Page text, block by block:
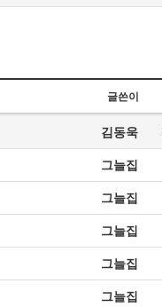
글쓴이
김동욱
그늘집
그늘집
그늘집
그늘집
그늘집